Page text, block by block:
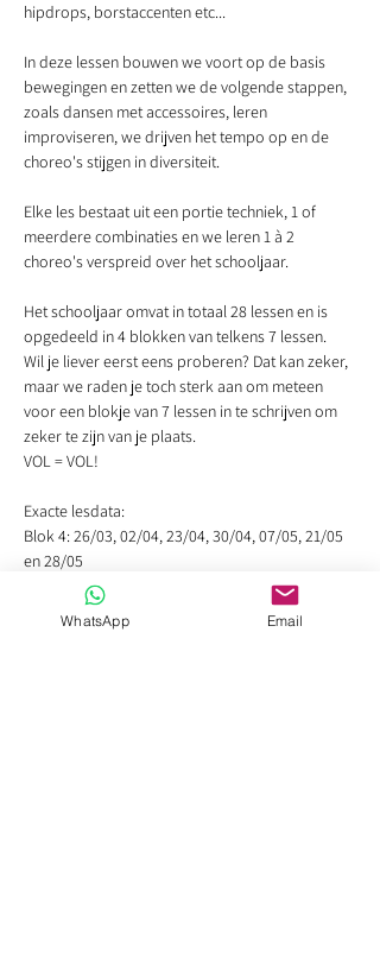
hipdrops, borstaccenten etc...
In deze lessen bouwen we voort op de basis
bewegingen en zetten we de volgende stappen,
zoals dansen met accessoires, leren
improviseren, we drijven het tempo op en de
choreo's stijgen in diversiteit.
Elke les bestaat uit een portie techniek, 1 of
meerdere combinaties en we leren 1 à 2
choreo's verspreid over het schooljaar.
Het schooljaar omvat in totaal 28 lessen en is
opgedeeld in 4 blokken van telkens 7 lessen.
Wil je liever eerst eens proberen? Dat kan zeker,
maar we raden je toch sterk aan om meteen
voor een blokje van 7 lessen in te schrijven om
zeker te zijn van je plaats.
VOL = VOL!
Exacte lesdata:
Blok 4: 26/03, 02/04, 23/04, 30/04, 07/05, 21/05
en 28/05
Kostprijs voor deze lessen is 75€ per blok van 7
opeenvolgende lessen of schrijf je meteen in
WhatsApp Email